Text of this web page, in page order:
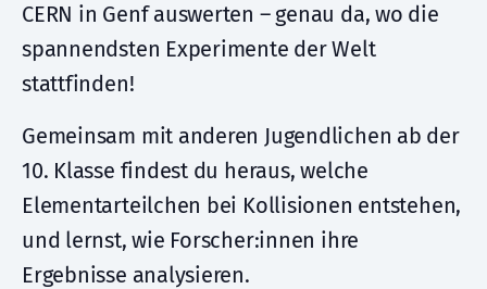
CERN in Genf auswerten – genau da, wo die
spannendsten Experimente der Welt
stattfinden!
Gemeinsam mit anderen Jugendlichen ab der
10. Klasse findest du heraus, welche
Elementarteilchen bei Kollisionen entstehen,
und lernst, wie Forscher:innen ihre
Ergebnisse analysieren.